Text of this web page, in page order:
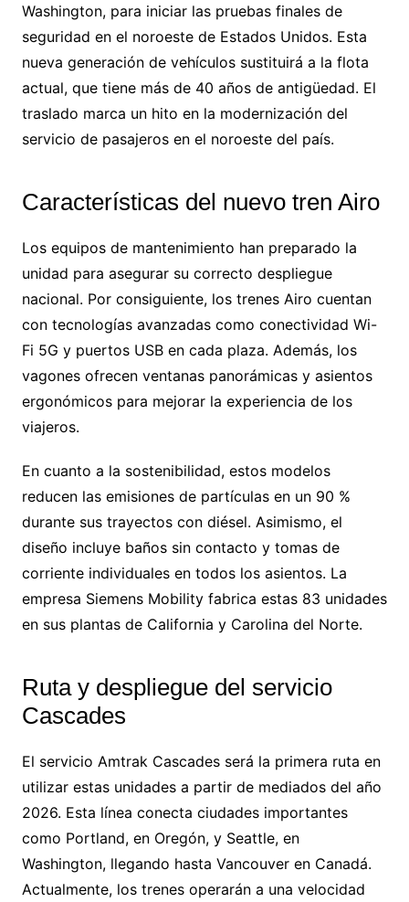
Washington, para iniciar las pruebas finales de
seguridad en el noroeste de Estados Unidos. Esta
nueva generación de vehículos sustituirá a la flota
actual, que tiene más de 40 años de antigüedad. El
traslado marca un hito en la modernización del
servicio de pasajeros en el noroeste del país.
Características del nuevo tren Airo
Los equipos de mantenimiento han preparado la
unidad para asegurar su correcto despliegue
nacional. Por consiguiente, los trenes Airo cuentan
con tecnologías avanzadas como conectividad Wi-
Fi 5G y puertos USB en cada plaza. Además, los
vagones ofrecen ventanas panorámicas y asientos
ergonómicos para mejorar la experiencia de los
viajeros.
En cuanto a la sostenibilidad, estos modelos
reducen las emisiones de partículas en un 90 %
durante sus trayectos con diésel. Asimismo, el
diseño incluye baños sin contacto y tomas de
corriente individuales en todos los asientos. La
empresa Siemens Mobility fabrica estas 83 unidades
en sus plantas de California y Carolina del Norte.
Ruta y despliegue del servicio
Cascades
El servicio Amtrak Cascades será la primera ruta en
utilizar estas unidades a partir de mediados del año
2026. Esta línea conecta ciudades importantes
como Portland, en Oregón, y Seattle, en
Washington, llegando hasta Vancouver en Canadá.
Actualmente, los trenes operarán a una velocidad